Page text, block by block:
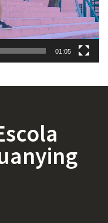
01:05